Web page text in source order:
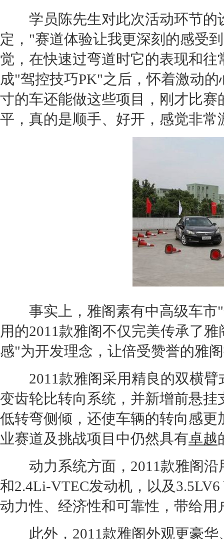
学员陈先生对此次活动环节的
定，"赛道体验让我更深刻的感受
觉，在快速过弯道时它的表现和往
成"驾控技巧PK"之后，怀着激动
寸的车还能做这些项目，刚才比赛
平，真的是顺手、好开，感觉非常
事实上， 雅阁素有中高级车市
用的2011款雅阁不仅完美传承了雅
感"为开发理念，让倍受赞誉的雅阁
2011款雅阁采用精良的双横
变齿轮比转向系统，并新增前悬
低转弯侧倾，还使车辆的转向感更
业赛道及挑战项目中仍然具有卓越
动力系统方面，2011款雅阁沿
和2.4Li-VTEC发动机 ，以及
动力性、经济性和可靠性，带给用
此外，2011款雅阁外观更豪华